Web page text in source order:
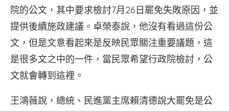
院的公文，其中要求檢討7月26日罷免失敗原因，並
提供後續施政建議。卓榮泰說，他沒有看過這份公
文，但是文意看起來是反映民眾關注重要議題，這
是很多文之中的一件，當民眾希望行政院檢討，公
文就會轉到這裡。
王鴻薇說，總統、民進黨主席賴清德說大罷免是公